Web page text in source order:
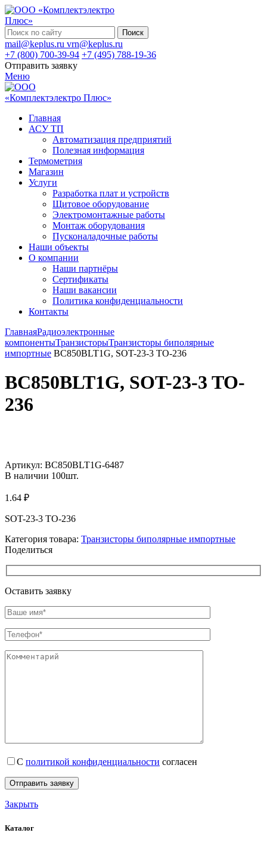
Поиск
mail@keplus.ru vrn@keplus.ru
+7 (800) 700-39-94 +7 (495) 788-19-36
Отправить заявку
Меню
Главная
АСУ ТП
Автоматизация предприятий
Полезная информация
Термометрия
Магазин
Услуги
Разработка плат и устройств
Щитовое оборудование
Электромонтажные работы
Монтаж оборудования
Пусконаладочные работы
Наши объекты
О компании
Наши партнёры
Сертификаты
Наши вакансии
Политика конфиденциальности
Контакты
ГлавнаяРадиоэлектронные
компонентыТранзисторыТранзисторы биполярные
импортные BC850BLT1G, SOT-23-3 TO-236
BC850BLT1G, SOT-23-3 TO-
236
Артикул: BC850BLT1G-6487
В наличии 100шт.
1.64 ₽
SOT-23-3 TO-236
Категория товара: Транзисторы биполярные импортные
Поделиться
Оставить заявку
С политикой конфиденциальности согласен
Закрыть
Каталог